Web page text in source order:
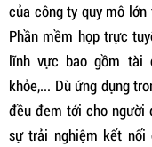
của công ty quy mô
Phần mềm họp trực
lĩnh vực bao gồm tài
khỏe,... Dù ứng dụng
đều đem tới cho người
sự trải nghiệm kết nối